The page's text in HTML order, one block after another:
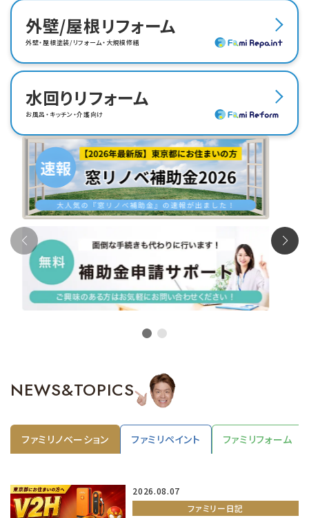
外壁/屋根リフォーム
外壁・屋根塗装/リフォーム・大規模修繕
水回りリフォーム
お風呂・キッチン・介護向け
NEWS&TOPICS
ファミリノベーション ファミリペイント ファミリフォーム
2026.08.07
ファミリー日記